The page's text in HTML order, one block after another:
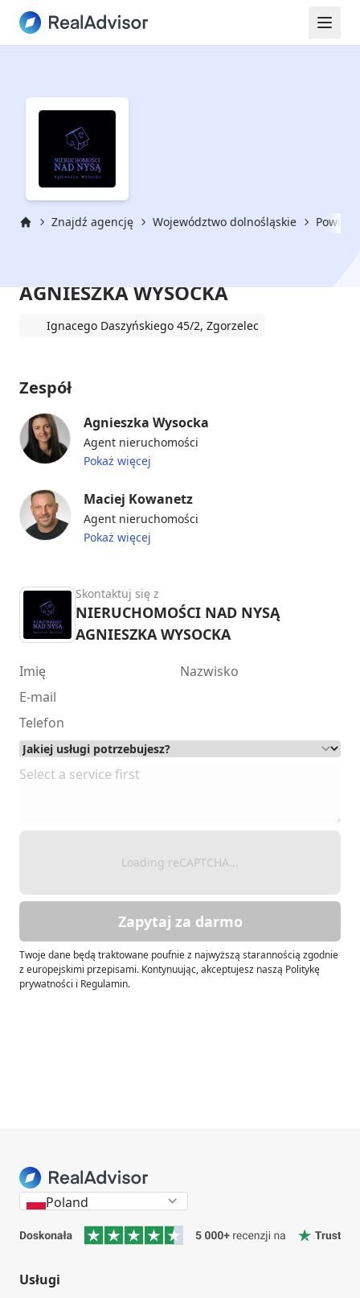
Znajdź agencję Województwo dolnośląskie Powiat
AGNIESZKA WYSOCKA
Ignacego Daszyńskiego 45/2, Zgorzelec
Zespół
Agnieszka Wysocka
Agent nieruchomości
Pokaż więcej
Maciej Kowanetz
Agent nieruchomości
Pokaż więcej
Skontaktuj się z
NIERUCHOMOŚCI NAD NYSĄ
AGNIESZKA WYSOCKA
Loading reCAPTCHA...
Zapytaj za darmo
Twoje dane będą traktowane poufnie z najwyższą starannością zgodnie
z europejskimi przepisami. Kontynuując, akceptujesz naszą Politykę
prywatności i Regulamin.
Poland
Usługi